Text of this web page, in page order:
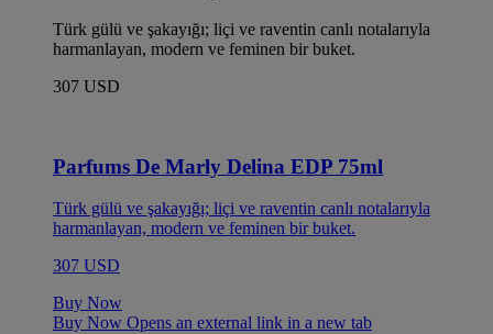
Türk gülü ve şakayığı; liçi ve raventin canlı notalarıyla
harmanlayan, modern ve feminen bir buket.
307 USD
Parfums De Marly Delina EDP 75ml
Türk gülü ve şakayığı; liçi ve raventin canlı notalarıyla
harmanlayan, modern ve feminen bir buket.
307 USD
Buy Now
Buy Now Opens an external link in a new tab